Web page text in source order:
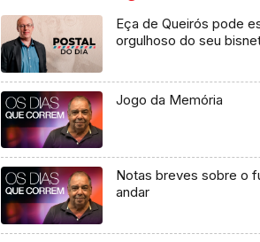
Eça de Queirós pode
orgulhoso do seu
Jogo da Memória
Notas breves sobre o
andar